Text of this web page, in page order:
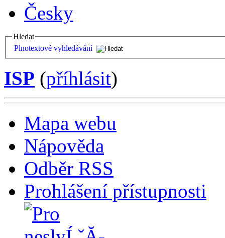
Česky
Hledat
Plnotextové vyhledávání
ISP (příhlásit)
Mapa webu
Nápověda
Odběr RSS
Prohlášení přístupnosti